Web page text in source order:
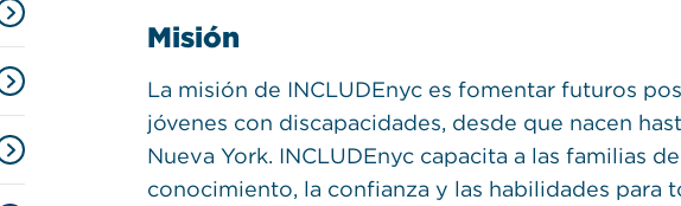
Misión
La misión de INCLUDEnyc es fomentar futuros
jóvenes con discapacidades, desde que nacen
Nueva York. INCLUDEnyc capacita a las familias
conocimiento, la confianza y las habilidades para